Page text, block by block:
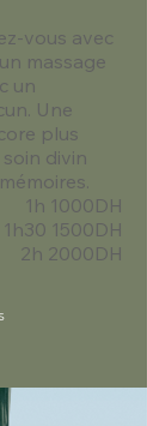
vous avec
massage
un
Une
plus
divin
1h 1000DH
1h30 1500DH
2h 2000DH